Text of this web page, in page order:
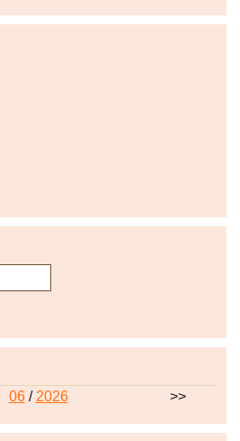
06/ 2026 >>